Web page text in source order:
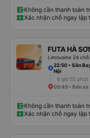
Không cần thanh toán
Xác nhận chỗ ngay lập
FUTA HÀ
Limousine 24 chỗ
22:50 • Sân
Nội
6 giờ 55 phút
05:45 • Bến xe
Không cần thanh toán
Xác nhận chỗ ngay lập